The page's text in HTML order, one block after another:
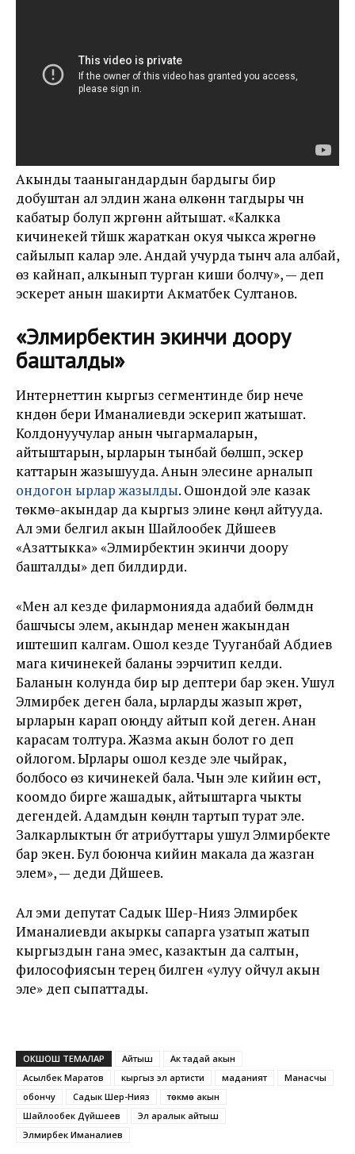
Акынды тааныгандардын бардыгы бир
добуштан ал элдин жана өлкөнүн тагдыры үчүн
кабатыр болуп жүргөнүн айтышат. «Калкка
кичинекей түйшүк жараткан окуя чыкса жүрөгүнө
сайылып калар эле. Андай учурда тынч ала албай,
өзү кайнап, алкынып турган киши болчу», — деп
эскерет анын шакирти Акматбек Султанов.
«Элмирбектин экинчи доору
башталды»
Интернеттин кыргыз сегментинде бир нече
күндөн бери Иманалиевди эскерип жатышат.
Колдонуучулар анын чыгармаларын,
айтыштарын, ырларын тынбай бөлүшүп, эскерүү
каттарын жазышууда. Анын элесине арналып
ондогон ырлар жазылды. Ошондой эле казак
төкмө-акындар да кыргыз элине көңүл айтууда.
Ал эми белгилүү акын Шайлообек Дүйшеев
«Азаттыкка» «Элмирбектин экинчи доору
башталды» деп билдирди.
«Мен ал кезде филармонияда адабий бөлүмдүн
башчысы элем, акындар менен жакындан
иштешип калгам. Ошол кезде Тууганбай Абдиев
мага кичинекей баланы ээрчитип келди.
Баланын колунда бир ыр дептери бар экен. Ушул
Элмирбек деген бала, ырларды жазып жүрөт,
ырларын карап оюңду айтып кой деген. Анан
карасам толтура. Жазма акын болот го деп
ойлогом. Ырлары ошол кезде эле чыйрак,
болбосо өзү кичинекей бала. Чын эле кийин өстү,
коомдо бирге жашадык, айтыштарга чыкты
дегендей. Адамдын көңүлүн тартып турат эле.
Залкарлыктын бүт атрибуттары ушул Элмирбекте
бар экен. Бул боюнча кийин макала да жазган
элем», — деди Дүйшеев.
Ал эми депутат Садык Шер-Нияз Элмирбек
Иманалиевди акыркы сапарга узатып жатып
кыргыздын гана эмес, казактын да салтын,
философиясын терең билген «улуу ойчул акын
эле» деп сыпаттады.
ОКШОШ ТЕМАЛАР Айтыш
Ак таңдай акын
Асылбек Маратов
кыргыз эл артисти маданият
Манасчы
обончу
Садык Шер-Нияз
төкмө акын
Шайлообек Дүйшеев
Эл аралык айтыш
Элмирбек Иманалиев